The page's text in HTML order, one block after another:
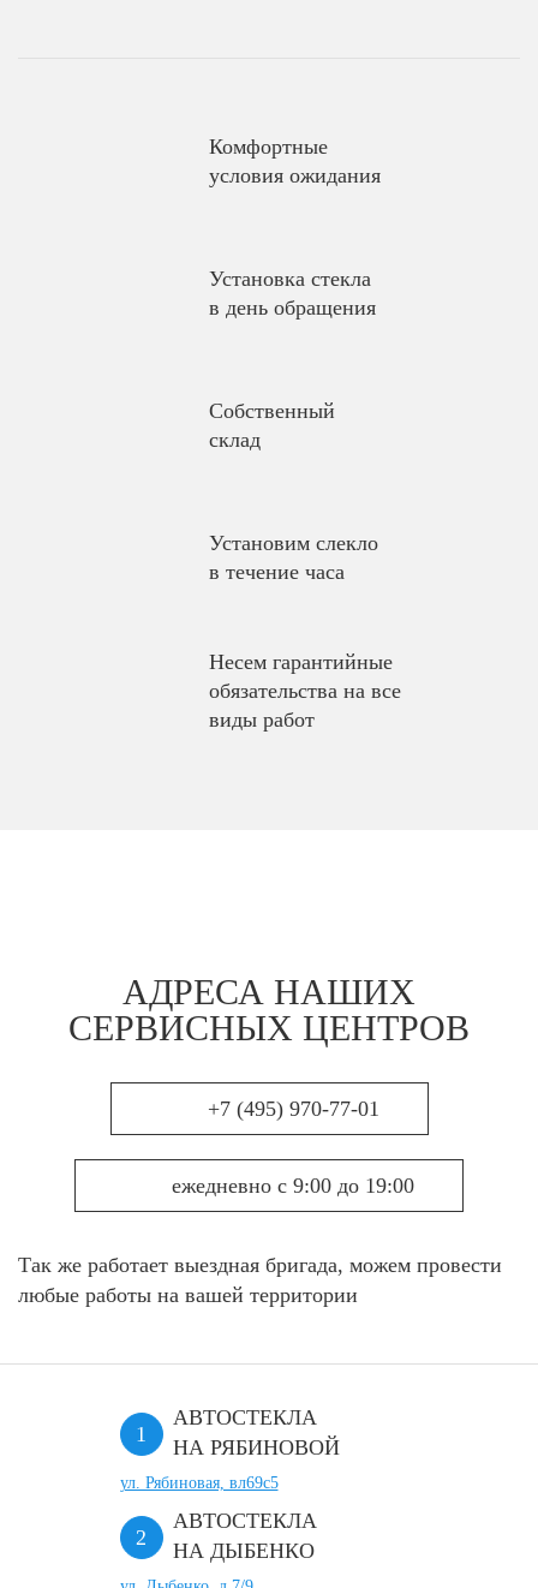
Комфортные
условия ожидания
Установка стекла
в день обращения
Собственный
склад
Установим слекло
в течение часа
Несем гарантийные
обязательства на все
виды работ
АДРЕСА НАШИХ
СЕРВИСНЫХ ЦЕНТРОВ
+7 (495) 970-77-01
ежедневно с 9:00 до 19:00
Так же работает выездная бригада, можем провести
любые работы на вашей территории
АВТОСТЕКЛА
НА РЯБИНОВОЙ
ул. Рябиновая, вл69с5
АВТОСТЕКЛА
НА ДЫБЕНКО